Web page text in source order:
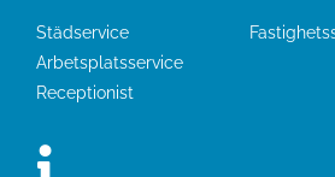
Städservice
Arbetsplatsservice
Receptionist